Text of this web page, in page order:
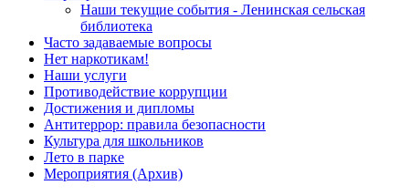
Наши текущие события - Ленинская сельская
библиотека
Часто задаваемые вопросы
Нет наркотикам!
Наши услуги
Противодействие коррупции
Достижения и дипломы
Антитеррор: правила безопасности
Культура для школьников
Лето в парке
Мероприятия (Архив)